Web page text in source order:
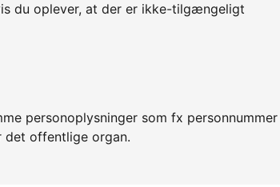
du oplever, at der er ikke-tilgængeligt
personoplysninger som fx personnummer
det offentlige organ.